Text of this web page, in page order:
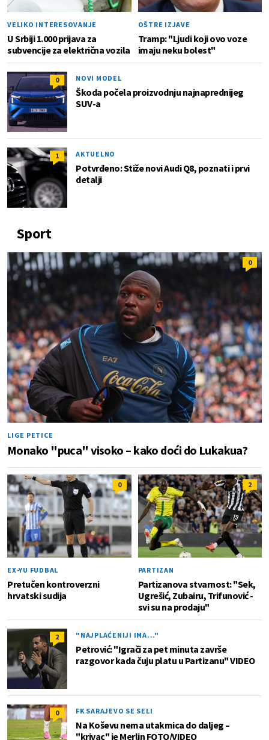
VELIKO INTERESOVANJE
U Srbiji 1.000 prijava za
subvencije za električna vozila
OŠTRE IZJAVE
Tramp: "Ljudi koji ovo voze
imaju neku bolest"
0 NOVI MODEL
Škoda počela proizvodnju najnaprednijeg
SUV-a
1 AKTUELNO
Potvrđeno: Stiže novi Audi Q8, poznati i prvi
detalji
Sport
0
LIGE PETICE
Monako "puca" visoko – kako doći do Lukakua?
0
EX-YU FUDBAL
Pretučen kontroverzni
hrvatski sudija
2
PARTIZAN
Partizanova stvarnost: "Sek,
Ugrešić, Zubairu, Trifunović -
svi su na prodaju"
2 "NAJPLAĆENIJI IMA..."
Petrović: "Igrači za pet minuta završe
razgovor kada čuju platu u Partizanu" VIDEO
0 FK SARAJEVO SE SELI
Na Koševu nema utakmica do daljeg –
"krivac" je Merlin FOTO/VIDEO